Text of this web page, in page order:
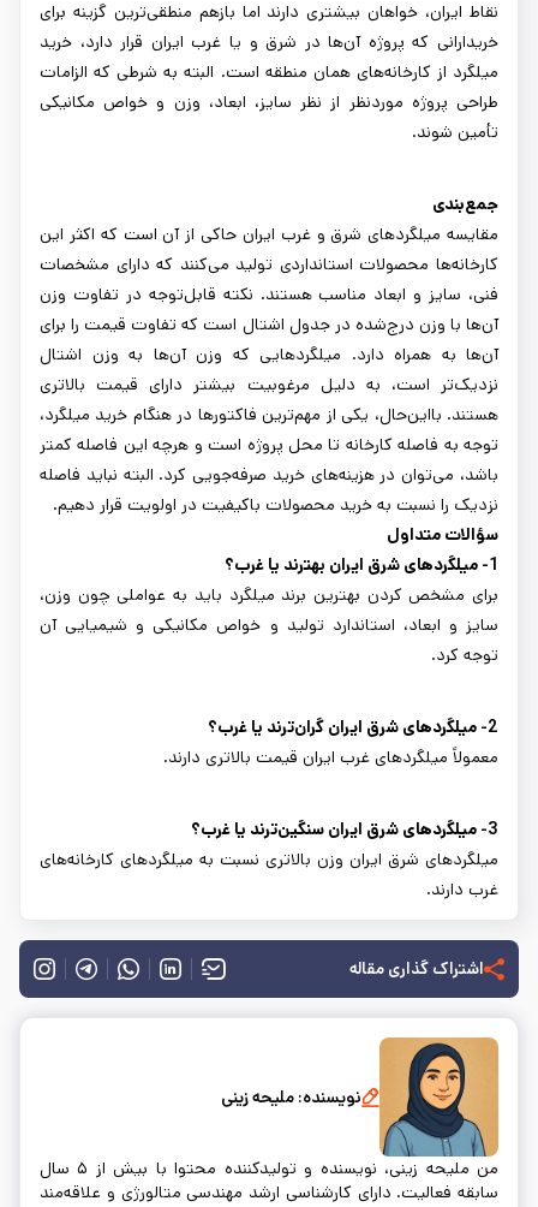
نقاط ایران، خواهان بیشتری دارند اما بازهم منطقی‌ترین گزینه برای
خریدارانی که پروژه آن‌ها در شرق و یا غرب ایران قرار دارد، خرید
میلگرد از کارخانه‌های همان منطقه است. البته به شرطی که الزامات
طراحی پروژه موردنظر از نظر سایز، ابعاد، وزن و خواص مکانیکی
تأمین شوند.
جمع‌بندی
مقایسه میلگردهای شرق و غرب ایران حاکی از آن است که اکثر این
کارخانه‌ها محصولات استانداردی تولید می‌کنند که دارای مشخصات
فنی، سایز و ابعاد مناسب هستند. نکته قابل‌توجه در تفاوت وزن
آن‌ها با وزن درج‌شده در جدول اشتال است که تفاوت قیمت را برای
آن‌ها به همراه دارد. میلگردهایی که وزن آن‌ها به وزن اشتال
نزدیک‌تر است، به دلیل مرغوبیت بیشتر دارای قیمت بالاتری
هستند. بااین‌حال، یکی از مهم‌ترین فاکتورها در هنگام خرید میلگرد،
توجه به فاصله کارخانه تا محل پروژه است و هرچه این فاصله کمتر
باشد، می‌توان در هزینه‌های خرید صرفه‌جویی کرد. البته نباید فاصله
نزدیک را نسبت به خرید محصولات باکیفیت در اولویت قرار دهیم.
سؤالات متداول
1- میلگردهای شرق ایران بهترند یا غرب؟
برای مشخص کردن بهترین برند میلگرد باید به عواملی چون وزن،
سایز و ابعاد، استاندارد تولید و خواص مکانیکی و شیمیایی آن
توجه کرد.
2- میلگردهای شرق ایران گران‌ترند یا غرب؟
معمولاً میلگردهای غرب ایران قیمت بالاتری دارند.
3- میلگردهای شرق ایران سنگین‌ترند یا غرب؟
میلگردهای شرق ایران وزن بالاتری نسبت به میلگردهای کارخانه‌های
غرب دارند.
اشتراک گذاری مقاله
نویسنده: ملیحه زینی
من ملیحه زینی، نویسنده و تولیدکننده محتوا با بیش از ۵ سال
سابقه فعالیت. دارای کارشناسی ارشد مهندسی متالورژی و علاقه‌مند